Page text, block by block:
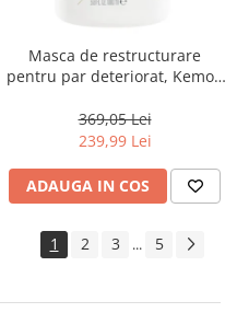
Masca de restructurare
pentru par deteriorat, Kemon
369,05 Lei
239,99 Lei
ADAUGA IN COS
1 2 3 ... 5